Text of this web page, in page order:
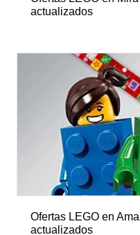
actualizados
Ofertas LEGO en
actualizados